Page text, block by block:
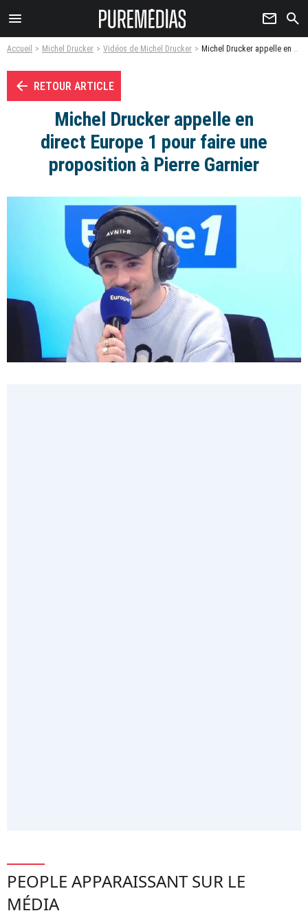
menu newsletter search
Accueil Michel Drucker Vidéos de Michel Drucker Michel Drucker appelle en direct Europe 1 pour faire une proposition à Pierre Garnier - Vidéo
arrow_left RETOUR ARTICLE
Michel Drucker appelle en
direct Europe 1 pour faire une
proposition à Pierre Garnier
PEOPLE APPARAISSANT SUR LE
MÉDIA